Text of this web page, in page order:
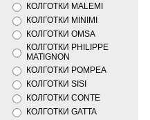
КОЛГОТКИ MALEMI
КОЛГОТКИ MINIMI
КОЛГОТКИ OMSA
КОЛГОТКИ PHILIPPE
MATIGNON
КОЛГОТКИ POMPEA
КОЛГОТКИ SISI
КОЛГОТКИ CONTE
КОЛГОТКИ GATTA